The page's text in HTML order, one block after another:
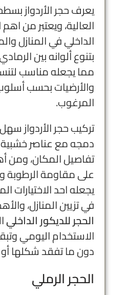
يعرف حجر الأردواز
العالية، ويعتبر من اهم
الداخلي في المنازل
بتنوع ألوانه بين
مما يجعله مناسب
والأرضيات بحسب
المرغوب.
تركيب حجر الأردواز
دمجه مع عناصر خشبية
تفاصيل المكان، ومن
على مقاومة الرطوبة
يجعله احد الاختيارات
في تزيين المنازل،
الحجر للديكور الداخلي
الاستخدام اليومي
دون ما تفقد شكلها أو
الحجر الرملي